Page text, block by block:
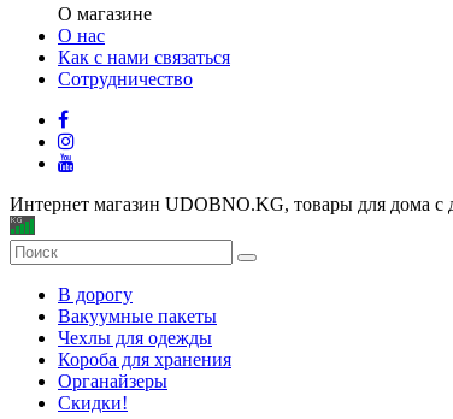
О магазине
О нас
Как с нами связаться
Сотрудничество
Интернет магазин UDOBNO.KG, товары для дома
В дорогу
Вакуумные пакеты
Чехлы для одежды
Короба для хранения
Органайзеры
Скидки!